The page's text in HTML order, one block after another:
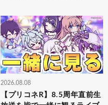
2026.08.08
【プリコネR】8.5周年直前生